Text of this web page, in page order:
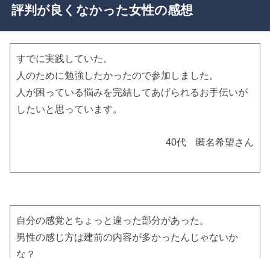
評判が良くなかった女性の感想
すでに実践していた。
人のために勉強したかったので参加しました。
人が困っている悩みを完結してあげられるお手伝いが
したいと思っています。
40代 匿名希望さん
自分の感覚とちょっと違った部分があった。
男性の感じ方は建前の内容が多かったんじゃないか
な？